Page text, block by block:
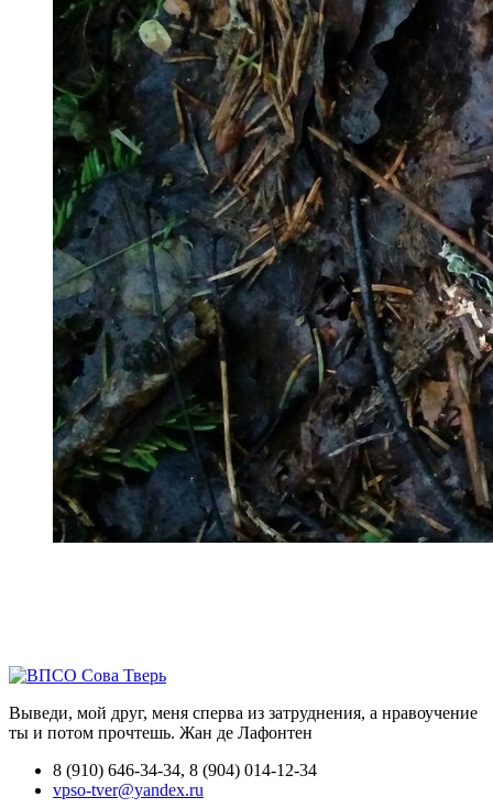
Выведи, мой друг, меня сперва из затруднения, а нравоучение
ты и потом прочтешь. Жан де Лафонтен
8 (910) 646-34-34, 8 (904) 014-12-34
vpso-tver@yandex.ru